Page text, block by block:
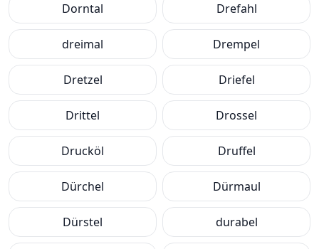
Dorntal Drefahl
dreimal Drempel
Dretzel Driefel
Drittel Drossel
Drucköl Druffel
Dürchel Dürmaul
Dürstel durabel